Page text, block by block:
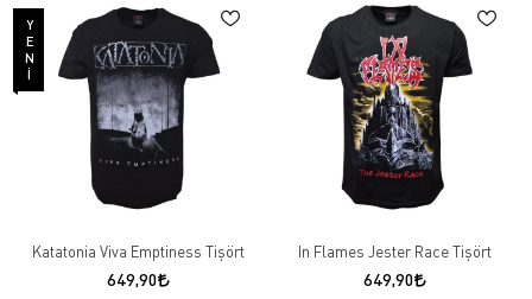
YENI
Katatonia Viva Emptiness Tişört
649,90
In Flames Jester Race Tişört
649,90